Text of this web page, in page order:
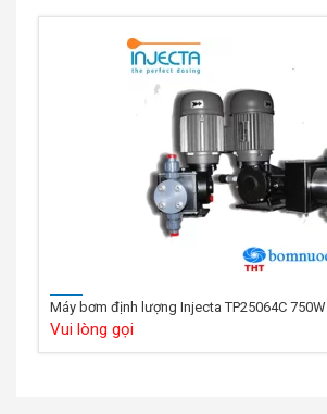
Máy bơm định lượng Injecta TP25064C 750W
Vui lòng gọi